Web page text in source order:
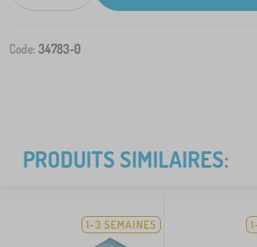
Code: 34783-0
PRODUITS SIMILAIRES:
1-3 SEMAINES